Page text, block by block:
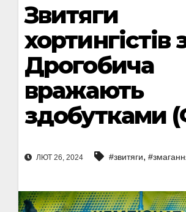
Звитяги
хортингістів
Дрогобича
вражають
здобутками
ЛЮТ 26, 2024 #звитяги,